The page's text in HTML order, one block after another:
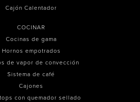
Cajón Calentador
COCINAR
Cocinas de gama
Hornos empotrados
de vapor de convección
Sistema de café
Cajones
con quemador sellado